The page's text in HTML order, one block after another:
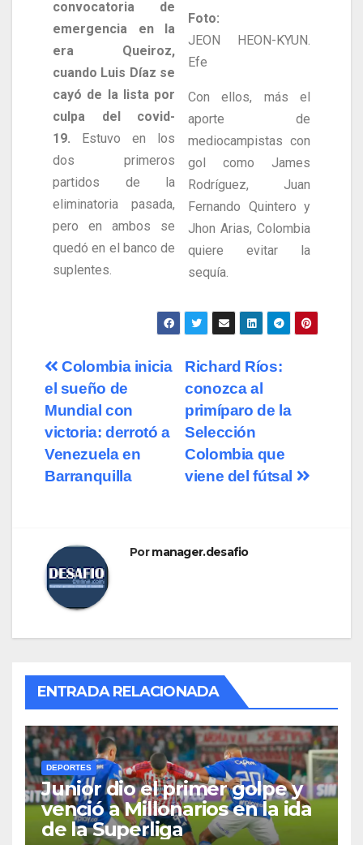
convocatoria de
emergencia en la
era Queiroz,
cuando Luis Díaz se
cayó de la lista por
culpa del covid-
19. Estuvo en los
dos primeros
partidos de la
eliminatoria pasada,
pero en ambos se
quedó en el banco de
suplentes.
Foto:
JEON HEON-KYUN.
Efe
Con ellos, más el
aporte de
mediocampistas con
gol como James
Rodríguez, Juan
Fernando Quintero y
Jhon Arias, Colombia
quiere evitar la
sequía.
Richard Ríos:
conozca al
primíparo de la
Selección
Colombia que
viene del fútsal
Colombia inicia
el sueño de
Mundial con
victoria: derrotó a
Venezuela en
Barranquilla
Pormanager.desafio
ENTRADA RELACIONADA
DEPORTES
Junior dio el primer golpe y
venció a Millonarios en la ida
de la Superliga